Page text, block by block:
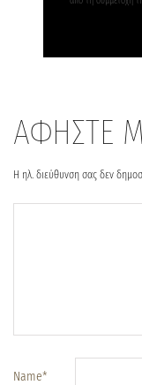
ΑΦΗΣΤΕ
Η ηλ. διεύθυνση σας δεν
Name*